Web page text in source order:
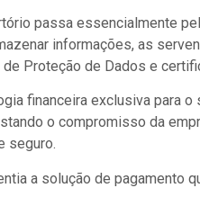
passa essencialmente
informações, as
de Proteção de Dados e
financeira exclusiva para
o compromisso da
seguro.
a solução de pagamento